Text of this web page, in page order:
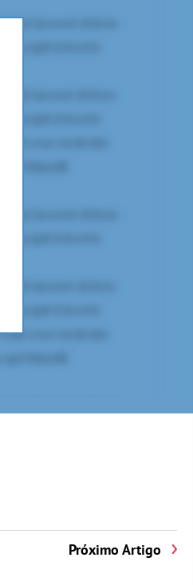
Próximo Artigo